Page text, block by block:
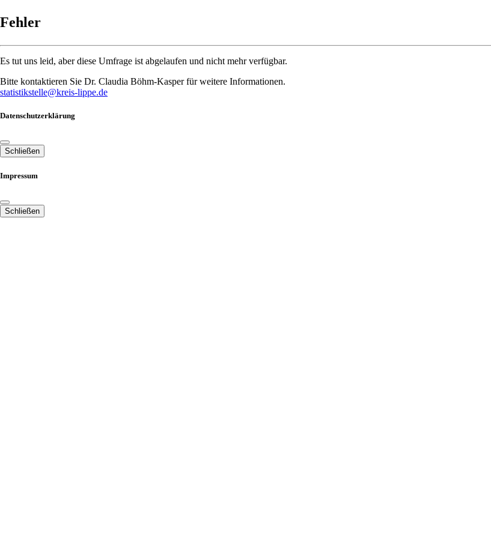
Fehler
Es tut uns leid, aber diese Umfrage ist abgelaufen und nicht mehr verfügbar.
Bitte kontaktieren Sie Dr. Claudia Böhm-Kasper für weitere Informationen.
statistikstelle@kreis-lippe.de
Datenschutzerklärung
Schließen
Impressum
Schließen